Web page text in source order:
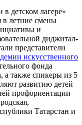
детском лагере»
в летние смены
и
диджитал-
представители
искусственного
фонда
а также спикеры из 5
развитию детей
профориентации
Татарстан и